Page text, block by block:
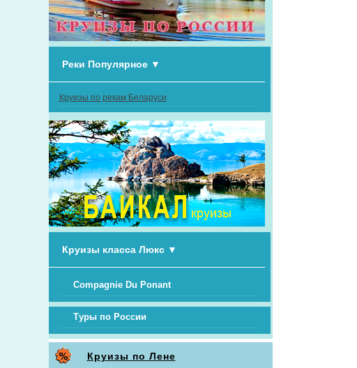
Реки Популярное ▼
Круизы по рекам Беларуси
Круизы класса Люкс ▼
Compagnie Du Ponant
Туры по России
Круизы по Лене